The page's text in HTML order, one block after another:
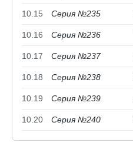
10.15 Серия №235
10.16 Серия №236
10.17 Серия №237
10.18 Серия №238
10.19 Серия №239
10.20 Серия №240